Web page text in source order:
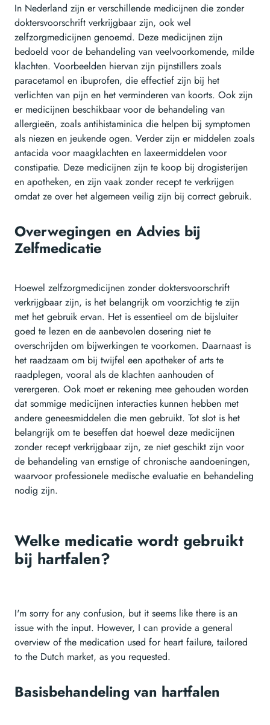
In Nederland zijn er verschillende medicijnen die zonder
doktersvoorschrift verkrijgbaar zijn, ook wel
zelfzorgmedicijnen genoemd. Deze medicijnen zijn
bedoeld voor de behandeling van veelvoorkomende, milde
klachten. Voorbeelden hiervan zijn pijnstillers zoals
paracetamol en ibuprofen, die effectief zijn bij het
verlichten van pijn en het verminderen van koorts. Ook zijn
er medicijnen beschikbaar voor de behandeling van
allergieën, zoals antihistaminica die helpen bij symptomen
als niezen en jeukende ogen. Verder zijn er middelen zoals
antacida voor maagklachten en laxeermiddelen voor
constipatie. Deze medicijnen zijn te koop bij drogisterijen
en apotheken, en zijn vaak zonder recept te verkrijgen
omdat ze over het algemeen veilig zijn bij correct gebruik.
Overwegingen en Advies bij
Zelfmedicatie
Hoewel zelfzorgmedicijnen zonder doktersvoorschrift
verkrijgbaar zijn, is het belangrijk om voorzichtig te zijn
met het gebruik ervan. Het is essentieel om de bijsluiter
goed te lezen en de aanbevolen dosering niet te
overschrijden om bijwerkingen te voorkomen. Daarnaast is
het raadzaam om bij twijfel een apotheker of arts te
raadplegen, vooral als de klachten aanhouden of
verergeren. Ook moet er rekening mee gehouden worden
dat sommige medicijnen interacties kunnen hebben met
andere geneesmiddelen die men gebruikt. Tot slot is het
belangrijk om te beseffen dat hoewel deze medicijnen
zonder recept verkrijgbaar zijn, ze niet geschikt zijn voor
de behandeling van ernstige of chronische aandoeningen,
waarvoor professionele medische evaluatie en behandeling
nodig zijn.
Welke medicatie wordt gebruikt
bij hartfalen?
I'm sorry for any confusion, but it seems like there is an
issue with the input. However, I can provide a general
overview of the medication used for heart failure, tailored
to the Dutch market, as you requested.
Basisbehandeling van hartfalen